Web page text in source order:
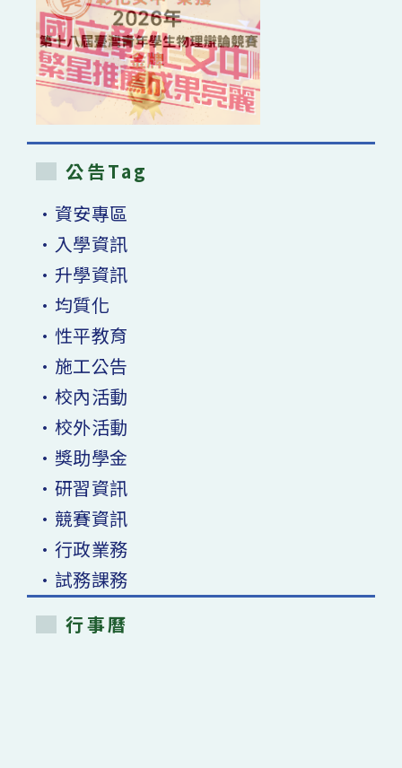
公告Tag
•資安專區
•入學資訊
•升學資訊
•均質化
•性平教育
•施工公告
•校內活動
•校外活動
•獎助學金
•研習資訊
•競賽資訊
•行政業務
•試務課務
行事曆